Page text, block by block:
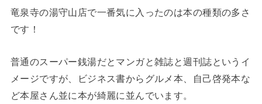
竜泉寺の湯守山店で一番気に入ったのは本の種類の多さ
です！
普通のスーパー銭湯だとマンガと雑誌と週刊誌というイ
メージですが、ビジネス書からグルメ本、自己啓発本な
ど本屋さん並に本が綺麗に並んでいます。